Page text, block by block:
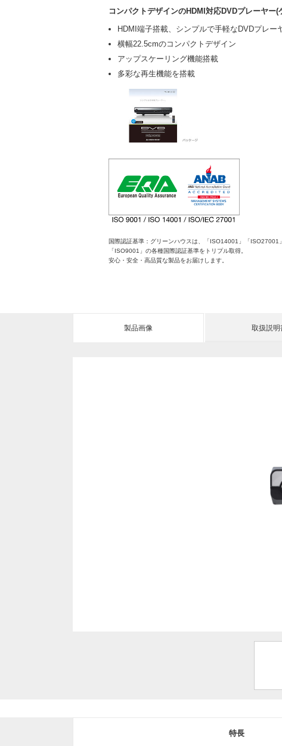
コンパクトデザインのHDMI対応DVDプレーヤー(
HDMI端子搭載、シンプルで手軽なDVDプレー
横幅22.5cmのコンパクトデザイン
アップスケーリング機能搭載
多彩な再生機能を搭載
国際認証基準：グリーンハウスは、「ISO14001」「ISO27001」
「ISO9001」の各種国際認証基準をトリプル取得。
安心・安全・高品質な製品をお届けします。
製品画像 取扱説明
特長